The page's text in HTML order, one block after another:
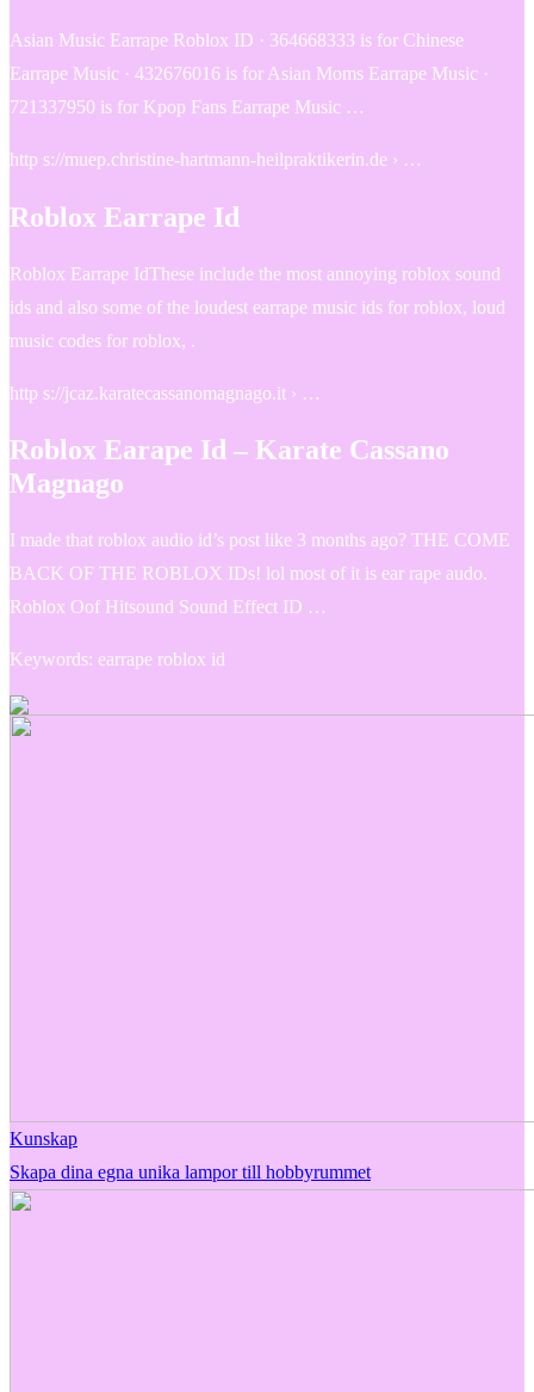
Asian Music Earrape Roblox ID · 364668333 is for Chinese
Earrape Music · 432676016 is for Asian Moms Earrape Music ·
721337950 is for Kpop Fans Earrape Music …
http s://muep.christine-hartmann-heilpraktikerin.de › …
Roblox Earrape Id
Roblox Earrape IdThese include the most annoying roblox sound
ids and also some of the loudest earrape music ids for roblox, loud
music codes for roblox, .
http s://jcaz.karatecassanomagnago.it › …
Roblox Earape Id – Karate Cassano
Magnago
I made that roblox audio id’s post like 3 months ago? THE COME
BACK OF THE ROBLOX IDs! lol most of it is ear rape audo.
Roblox Oof Hitsound Sound Effect ID …
Keywords: earrape roblox id
Kunskap
Skapa dina egna unika lampor till hobbyrummet